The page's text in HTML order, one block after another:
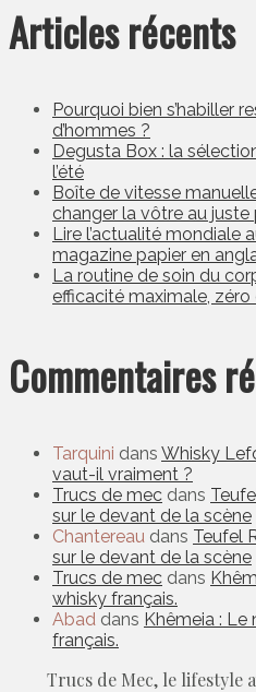
Articles récents
Pourquoi bien s’habiller
d’hommes ?
Degusta Box : la
l’été
Boîte de vitesse
changer la vôtre au juste
Lire l’actualité mondiale
magazine papier en
La routine de soin du
efficacité maximale,
Commentaires
Tarquini dans Whisky
vaut-il vraiment ?
Trucs de mec dans
sur le devant de la scène
Chantereau dans Teufel
sur le devant de la scène
Trucs de mec dans
whisky français.
Abad dans Khêmeia : Le
français.
Trucs de Mec, le lifestyle